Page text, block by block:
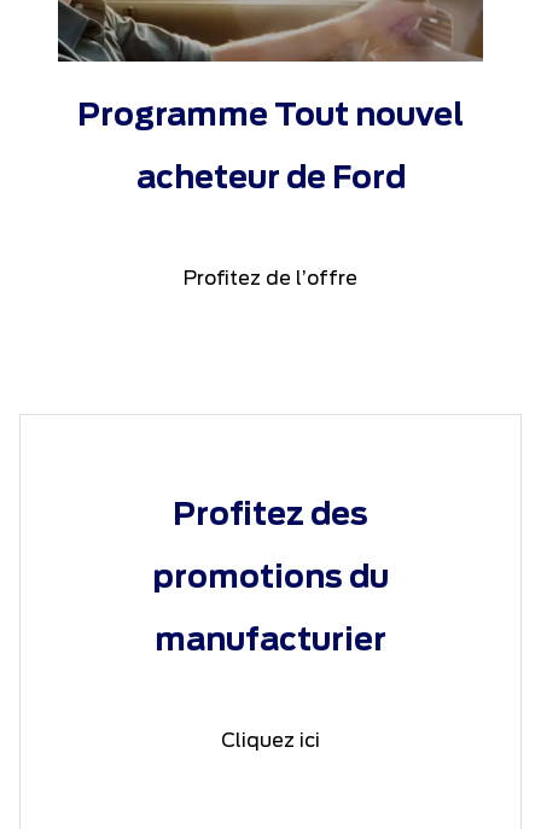
Programme Tout nouvel
acheteur de Ford
Profitez de l’offre
Profitez des
promotions du
manufacturier
Cliquez ici